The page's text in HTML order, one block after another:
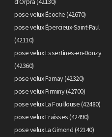
pose velux Écoche (42670)
pose velux Épercieux-Saint-Paul
(42110)
pose velux Essertines-en-Donzy
(42360)
pose velux Farnay (42320)
pose velux Firminy (42700)
pose velux La Fouillouse (42480)
pose velux Fraisses (42490)
pose velux La Gimond (42140)